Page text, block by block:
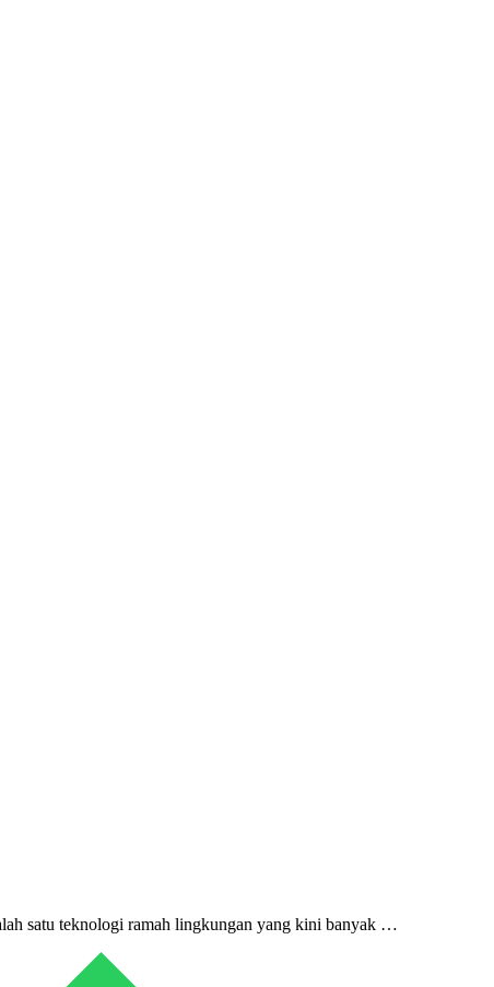
satu teknologi ramah lingkungan yang kini banyak …